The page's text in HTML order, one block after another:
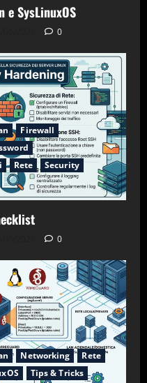
e SysLinuxOS
0
Firewall
Rete
Security
0
Networking
Rete
Tips & Tricks